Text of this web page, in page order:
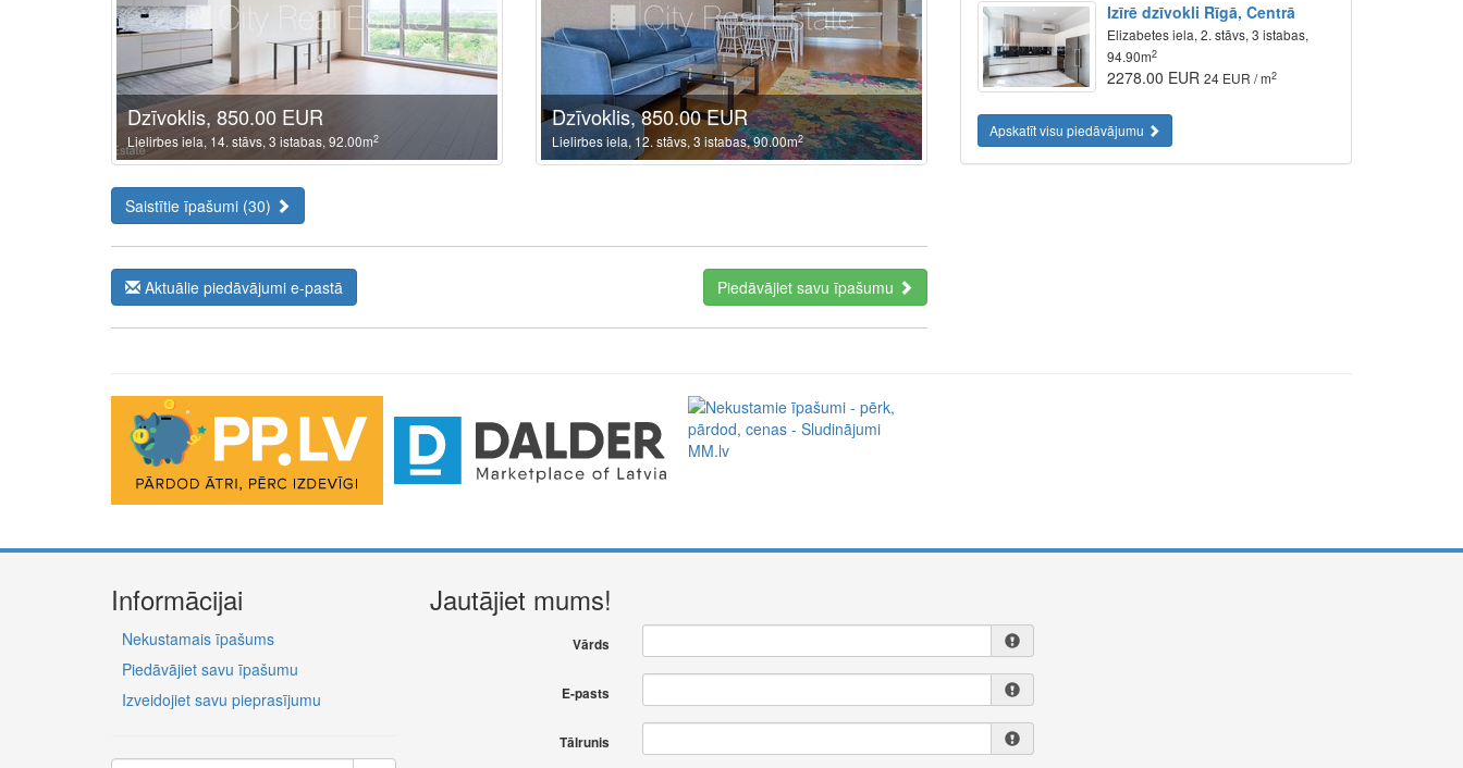
Dzīvoklis, 850.00 EUR
Lielirbes iela, 14. stāvs, 3 istabas, 92.00m2
Dzīvoklis, 850.00 EUR
Lielirbes iela, 12. stāvs, 3 istabas, 90.00m2
Saistītie īpašumi (30)
Aktuālie piedāvājumi e-pastā Piedāvājiet savu īpašumu
The exchange industry is rapidly advancing.
is a perfect representative of the new era: minimal fees of only
0.03%, lightning-fast swaps, and cross-chain asset movement. Full functionality in a single app.
Izīrē dzīvokli Rīgā, Centrā
Elizabetes iela, 2. stāvs, 3 istabas,
94.90m2
2278.00 EUR24 EUR / m2
Apskatīt visu piedāvājumu
Informācijai
Nekustamais īpašums
Piedāvājiet savu īpašumu
Izveidojiet savu pieprasījumu
Jautājiet mums!
Vārds
E-pasts
Tālrunis